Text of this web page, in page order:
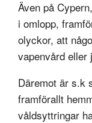
Även på
i omlopp,
olyckor, att
vapenvård eller
Däremot är s.k
framförallt
våldsyttringar